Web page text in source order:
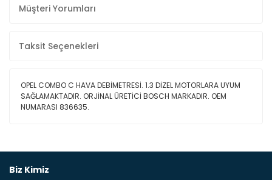
Müşteri Yorumları
Taksit Seçenekleri
OPEL COMBO C HAVA DEBİMETRESİ. 1.3 DİZEL MOTORLARA UYUM
SAĞLAMAKTADIR. ORJİNAL ÜRETİCİ BOSCH MARKADIR. OEM
NUMARASI 836635.
Biz Kimiz